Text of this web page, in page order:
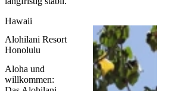
Hawaii
Alohilani Resort
Honolulu
Aloha und
willkommen: